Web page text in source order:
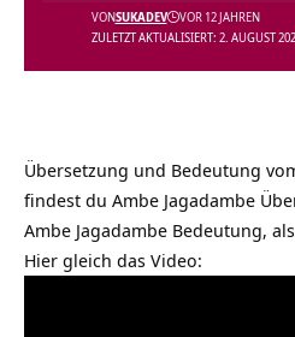
ZULETZT AKTUALISIERT: 2. AUGUST
VONSUKADEV VOR 12 JAHREN
Übersetzung und Bedeutung
findest du Ambe Jagadambe
Ambe Jagadambe Bedeutung,
Hier gleich das Video: